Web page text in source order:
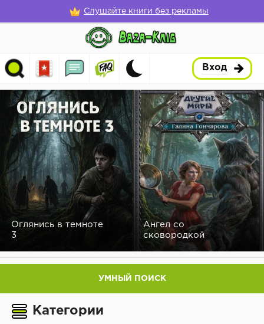
Слушайте книги без рекламы
Вход
Оглянись в темноте
3
Ангел со
сковородкой
УМНЫЙ ПОИСК
Категории